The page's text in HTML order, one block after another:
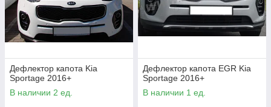
Дефлектор капота Kia
Sportage 2016+
В наличии 2 ед.
Дефлектор капота EGR Kia
Sportage 2016+
В наличии 1 ед.